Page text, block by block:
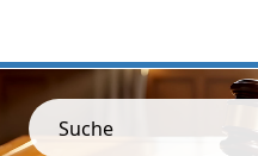
Suche